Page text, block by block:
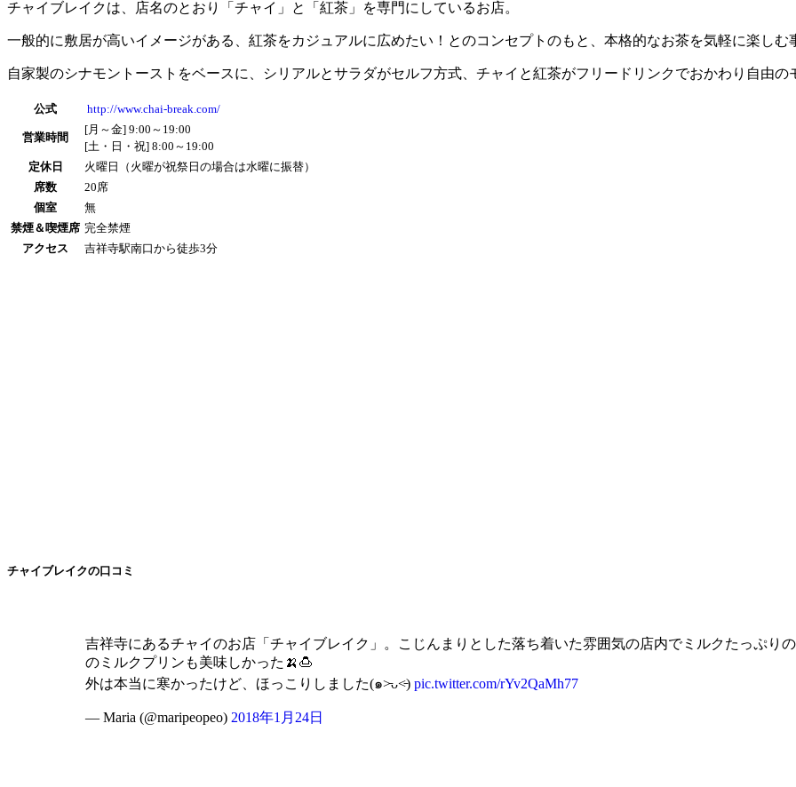
チャイブレイクは、店名のとおり「チャイ」と「紅茶」を専門にしているお店。
一般的に敷居が高いイメージがある、紅茶をカジュアルに広めたい！とのコンセプトのもと、本格的なお茶を気軽に楽しむ
自家製のシナモントーストをベースに、シリアルとサラダがセルフ方式、チャイと紅茶がフリードリンクでおかわり自由の
公式 http://www.chai-break.com/
営業時間
[月～金] 9:00～19:00
[土・日・祝] 8:00～19:00
定休日
火曜日（火曜が祝祭日の場合は水曜に振替）
席数
20席
個室
無
禁煙＆喫煙席 完全禁煙
アクセス
吉祥寺駅南口から徒歩3分
チャイブレイクの口コミ
吉祥寺にあるチャイのお店「チャイブレイク」。こじんまりとした落ち着いた雰囲気の店内でミルクたっぷり
のミルクプリンも美味しかった🍌🍮
外は本当に寒かったけど、ほっこりしました(๑˃̵ᴗ˂̵) pic.twitter.com/rYv2QaMh77
— Maria (@maripeopeo) 2018年1月24日